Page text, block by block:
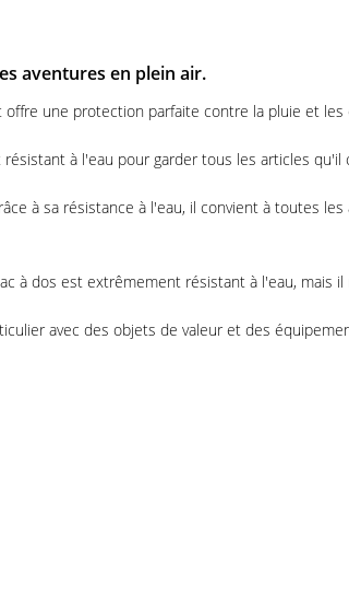
aventures en plein air.
une protection parfaite contre la pluie et les
à l'eau pour garder tous les articles
à sa résistance à l'eau, il convient à toutes
à dos est extrêmement résistant à l'eau, mais
avec des objets de valeur et des